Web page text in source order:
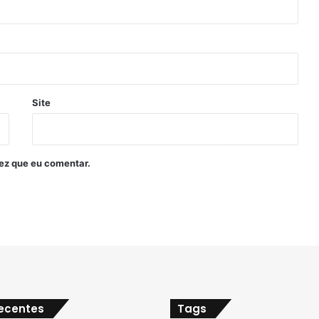
Site
que eu comentar.
Tags